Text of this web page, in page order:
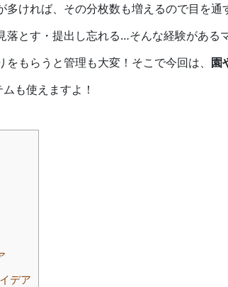
ければ、その分枚数も増えるので目を通
落とす・提出し忘れる…そんな経験がある
もらうと管理も大変！そこで今回は、 園
も使えますよ！
デア